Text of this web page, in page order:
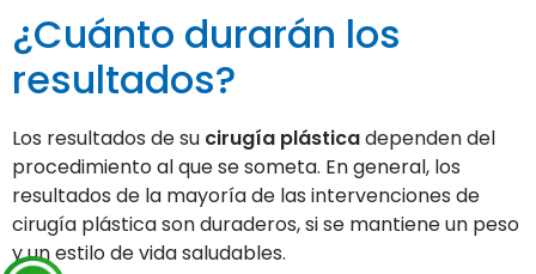
¿Cuánto durarán los
resultados?
Los resultados de su cirugía plásticadependen del
procedimiento al que se someta. En general, los
resultados de la mayoría de las intervenciones de
cirugía plástica son duraderos, si se mantiene un peso
y un estilo de vida saludables.